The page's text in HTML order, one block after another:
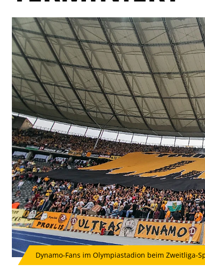
Dynamo-Fans im Olympiastadion beim Zweitliga-